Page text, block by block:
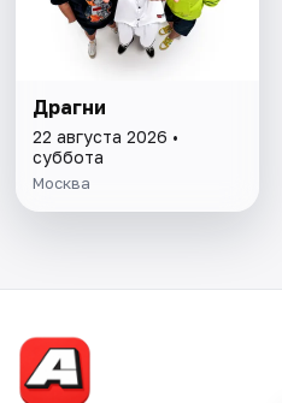
Драгни
22 августа 2026 •
суббота
Москва